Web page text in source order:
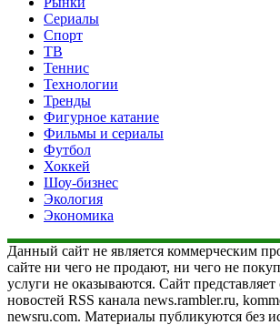
Сериалы
Спорт
ТВ
Теннис
Технологии
Тренды
Фигурное катание
Фильмы и сериалы
Футбол
Хоккей
Шоу-бизнес
Экология
Экономика
Данный сайт не является коммерческим
сайте ни чего не продают, ни чего не
услуги не оказываются. Сайт представляет
новостей RSS канала news.rambler.ru,
newsru.com. Материалы публикуются без